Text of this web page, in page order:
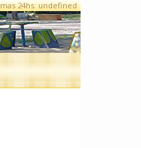
24hs: undefined